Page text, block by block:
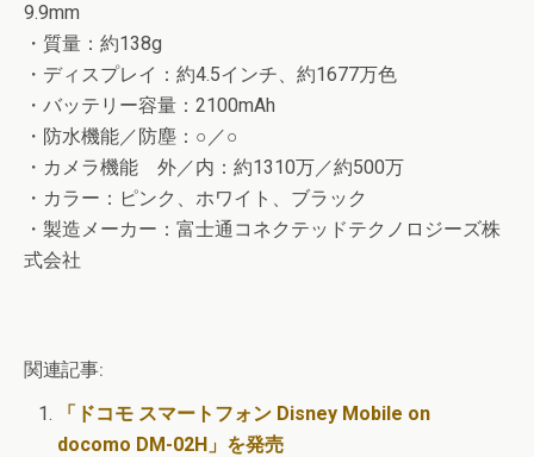
9.9mm
・質量：約138g
・ディスプレイ：約4.5インチ、約1677万色
・バッテリー容量：2100mAh
・防水機能／防塵：○／○
・カメラ機能 外／内：約1310万／約500万
・カラー：ピンク、ホワイト、ブラック
・製造メーカー：富士通コネクテッドテクノロジーズ株
式会社
関連記事:
「ドコモ スマートフォン Disney Mobile on
docomo DM-02H」を発売